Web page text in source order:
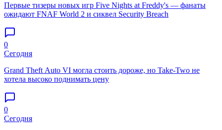
Первые тизеры новых игр Five Nights at Freddy's — фанаты
ожидают FNAF World 2 и сиквел Security Breach
0
Сегодня
Grand Theft Auto VI могла стоить дороже, но Take-Two не
хотела высоко поднимать цену
0
Сегодня